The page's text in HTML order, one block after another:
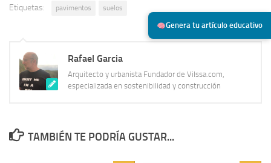
Genera tu artículo educativo
Etiquetas: pavimentos suelos
Rafael Garcia
Arquitecto y urbanista Fundador de Vilssa.com,
especializada en sostenibilidad y construcción
TAMBIÉN TE PODRÍA GUSTAR...